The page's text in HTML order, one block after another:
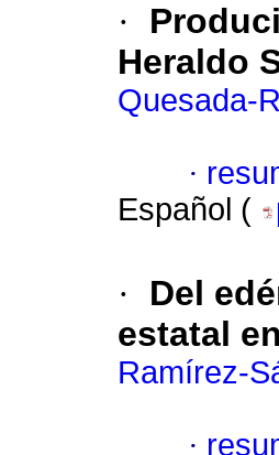
·
Heraldo
Quesada-
·
Español (
·
Del
estatal
Ramírez-
·